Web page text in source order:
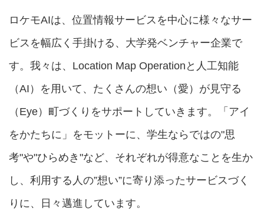
ロケモAIは、位置情報サービスを中心に様々なサー
ビスを幅広く手掛ける、大学発ベンチャー企業で
す。我々は、Location Map Operationと人工知能
（AI）を用いて、たくさんの想い（愛）が見守る
（Eye）町づくりをサポートしていきます。「アイ
をかたちに」をモットーに、学生ならではの"思
考"や"ひらめき"など、それぞれが得意なことを生か
し、利用する人の”想い”に寄り添ったサービスづく
りに、日々邁進しています。